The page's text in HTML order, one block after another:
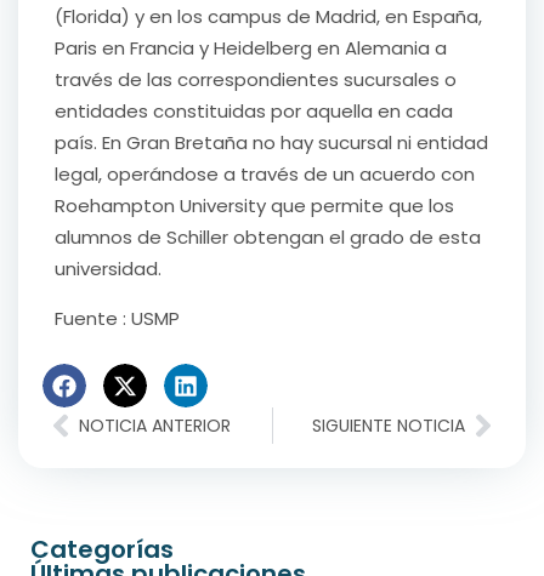
(Florida) y en los campus de Madrid, en España,
Paris en Francia y Heidelberg en Alemania a
través de las correspondientes sucursales o
entidades constituidas por aquella en cada
país. En Gran Bretaña no hay sucursal ni entidad
legal, operándose a través de un acuerdo con
Roehampton University que permite que los
alumnos de Schiller obtengan el grado de esta
universidad.
Fuente : USMP
NOTICIA ANTERIOR SIGUIENTE NOTICIA
Categorías